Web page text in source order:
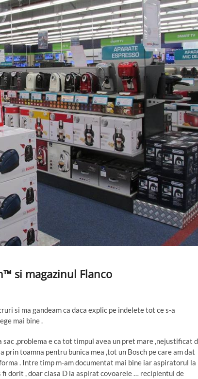
si magazinul Flanco
si ma gandeam ca daca explic pe indelete tot ce s-a
mai bine .
,problema e ca tot timpul avea un pret mare ,nejustificat
toamna pentru bunica mea ,tot un Bosch pe care am dat
. Intre timp m-am documentat mai bine iar aspiratorul la
dorit , doar clasa D la aspirat covoarele … recipientul de